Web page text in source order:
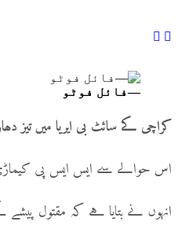
—فائل فوٹو
کراچی کے سائٹ بی ایریا میں تیز
اس حوالے سے ایس ایس پی کیماڑی
انہوں نے بتایا ہے کہ مقتول پیشے